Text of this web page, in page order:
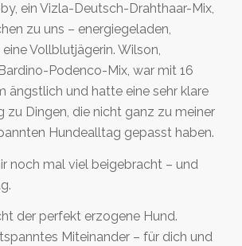
ein Vizla-Deutsch-Drahthaar-Mix,
zu uns – energiegeladen,
Vollblutjägerin. Wilson,
Podenco-Mix, war mit 16
ängstlich und hatte eine sehr klare
zu Dingen, die nicht ganz zu meiner
Hundealltag gepasst haben.
noch mal viel beigebracht – und
der perfekt erzogene Hund.
Miteinander – für dich und